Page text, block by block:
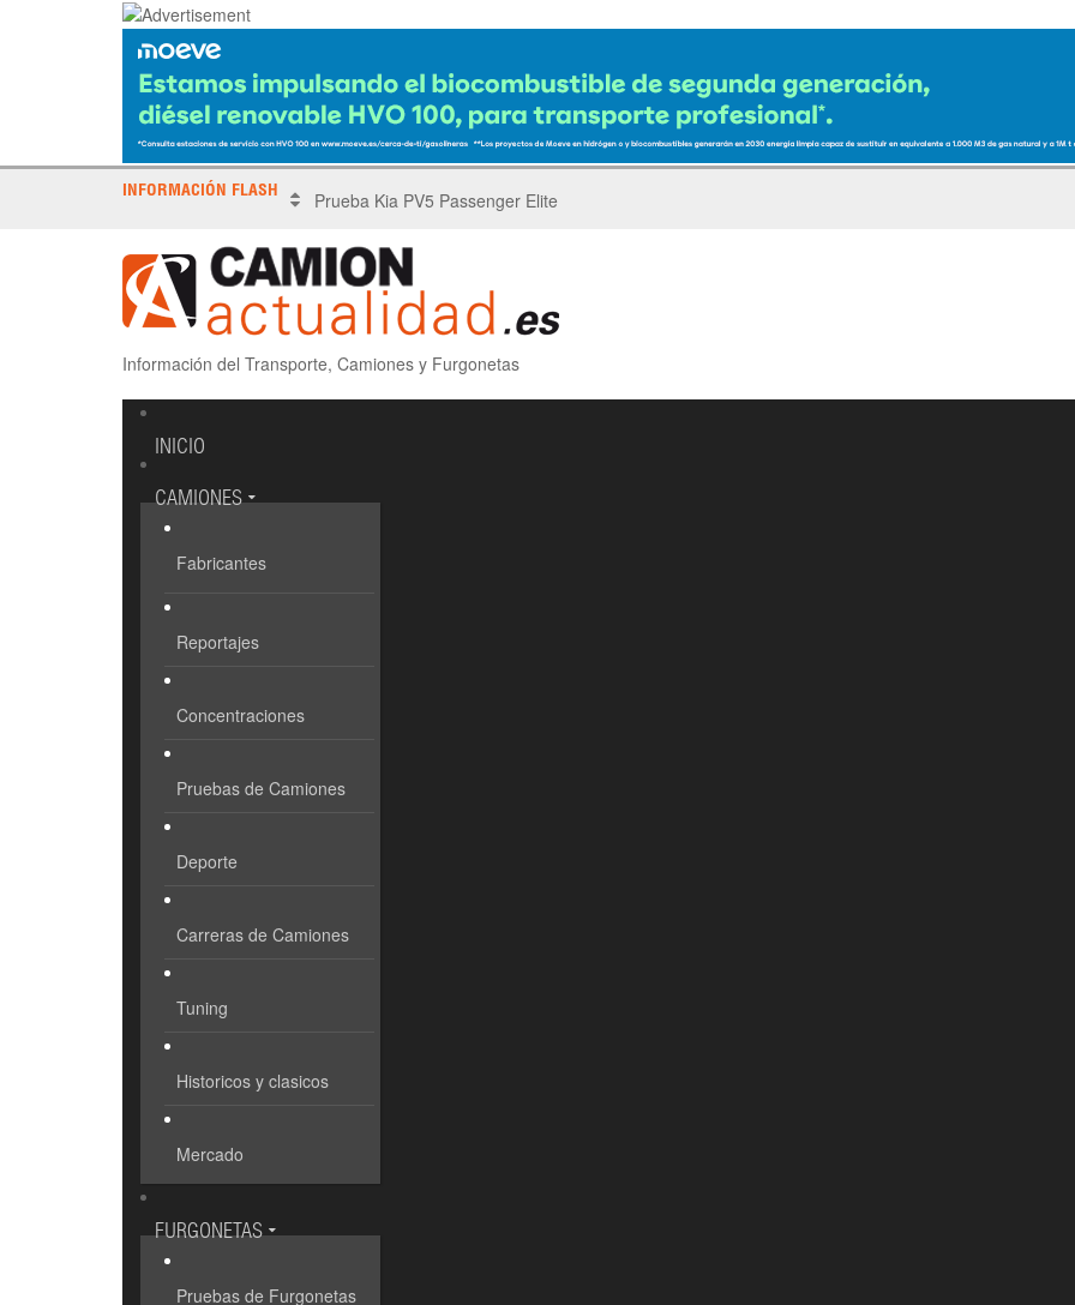
INFORMACIÓN FLASH X Tronada Almería | Encuentro del Pegaso Troner
Información del Transporte, Camiones y Furgonetas
INICIO
CAMIONES
Fabricantes
Reportajes
Concentraciones
Pruebas de Camiones
Deporte
Carreras de Camiones
Tuning
Historicos y clasicos
Mercado
FURGONETAS
Pruebas de Furgonetas